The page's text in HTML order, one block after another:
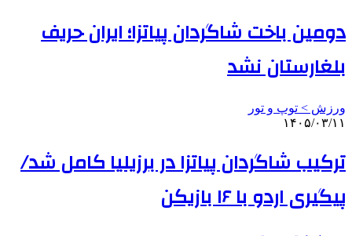
دومین باخت شاگردان پیاتزا؛ ایران حریف
بلغارستان نشد
ورزش > توپ و تور
۱۴۰۵/۰۳/۱۱
ترکیب شاگردان پیاتزا در برزیلیا کامل شد/
پیگیری اردو با ۱۶ بازیکن